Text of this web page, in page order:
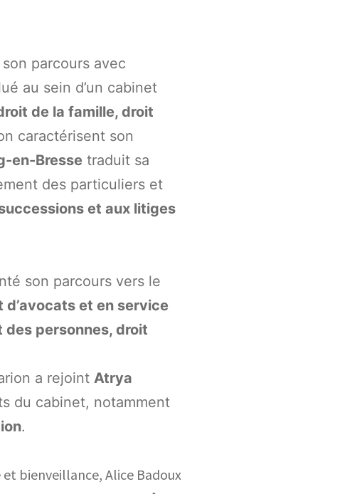
parcours avec
au sein d’un cabinet
de la famille, droit
caractérisent son
en-Bresse traduit sa
des particuliers et
et aux litiges
son parcours vers le
et en service
des personnes, droit
a rejoint Atrya
du cabinet, notamment
.
bienveillance, Alice Badoux